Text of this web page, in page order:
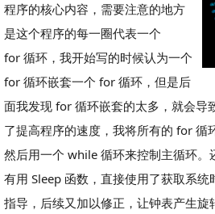
程序的核心内容，需要注意的地方
是这个程序的每一圈代表一个
for 循环，我开始写的时候认为一个
for 循环嵌套一个 for 循环，但是后
面我发现 for 循环嵌套的太多，就会导
了提高程序的速度，我将所有的 for 循
然后用一个 while 循环来控制主循环。
有用 Sleep 函数，直接使用了获取系
指导，后续又加以修正，让钟表产生旋